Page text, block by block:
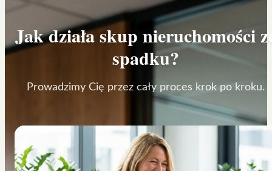
Jak działaskup nieruchomości
spadku?
Prowadzimy Cię przez cały proces krok po kroku.